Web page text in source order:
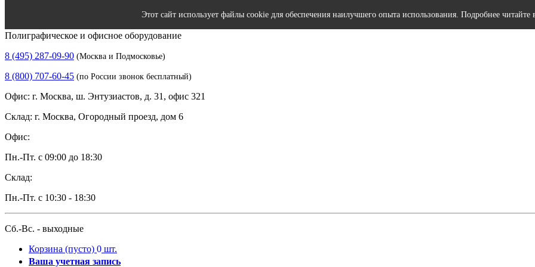
Полиграфическое и офисное оборудование
8 (495) 287-09-90 (Москва и Подмосковье)
8 (800) 707-60-45 (по России звонок бесплатный)
Офис: г. Москва, ш. Энтузиастов, д. 31, офис 321
Склад: г. Москва, Огородный проезд, дом 6
Офис:
Пн.-Пт. с 09:00 до 18:30
Склад:
Пн.-Пт. с 10:30 - 18:30
Сб.-Вс. - выходные
Корзина (пусто) 0 шт.
Ваша учетная запись
Этот сайт использует файлы cookie для обеспечения наилучшего опыта использования. Подробнее читайте